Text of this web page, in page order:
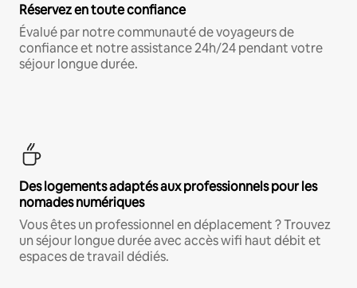
Réservez en toute confiance
Évalué par notre communauté de voyageurs de
confiance et notre assistance 24h/24 pendant votre
séjour longue durée.
Des logements adaptés aux professionnels pour les
nomades numériques
Vous êtes un professionnel en déplacement ? Trouvez
un séjour longue durée avec accès wifi haut débit et
espaces de travail dédiés.